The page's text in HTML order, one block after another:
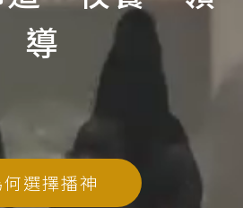
導
何選擇播神